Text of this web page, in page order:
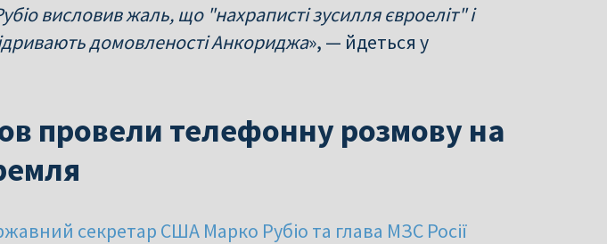
висловив жаль, що "нахраписті зусилля євроеліт" і
домовленості Анкориджа», — йдеться у
провели телефонну розмову на
секретар США Марко Рубіо та глава МЗС Росії